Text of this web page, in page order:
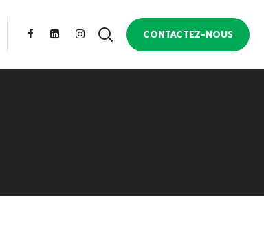
CONTACTEZ-NOUS